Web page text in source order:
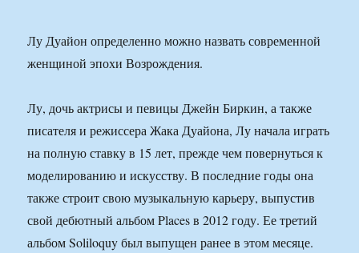
Лу Дуайон определенно можно назвать современной
женщиной эпохи Возрождения.
Лу, дочь актрисы и певицы Джейн Биркин, а также
писателя и режиссера Жака Дуайона, Лу начала играть
на полную ставку в 15 лет, прежде чем повернуться к
моделированию и искусству. В последние годы она
также строит свою музыкальную карьеру, выпустив
свой дебютный альбом Places в 2012 году. Ее третий
альбом Soliloquy был выпущен ранее в этом месяце.